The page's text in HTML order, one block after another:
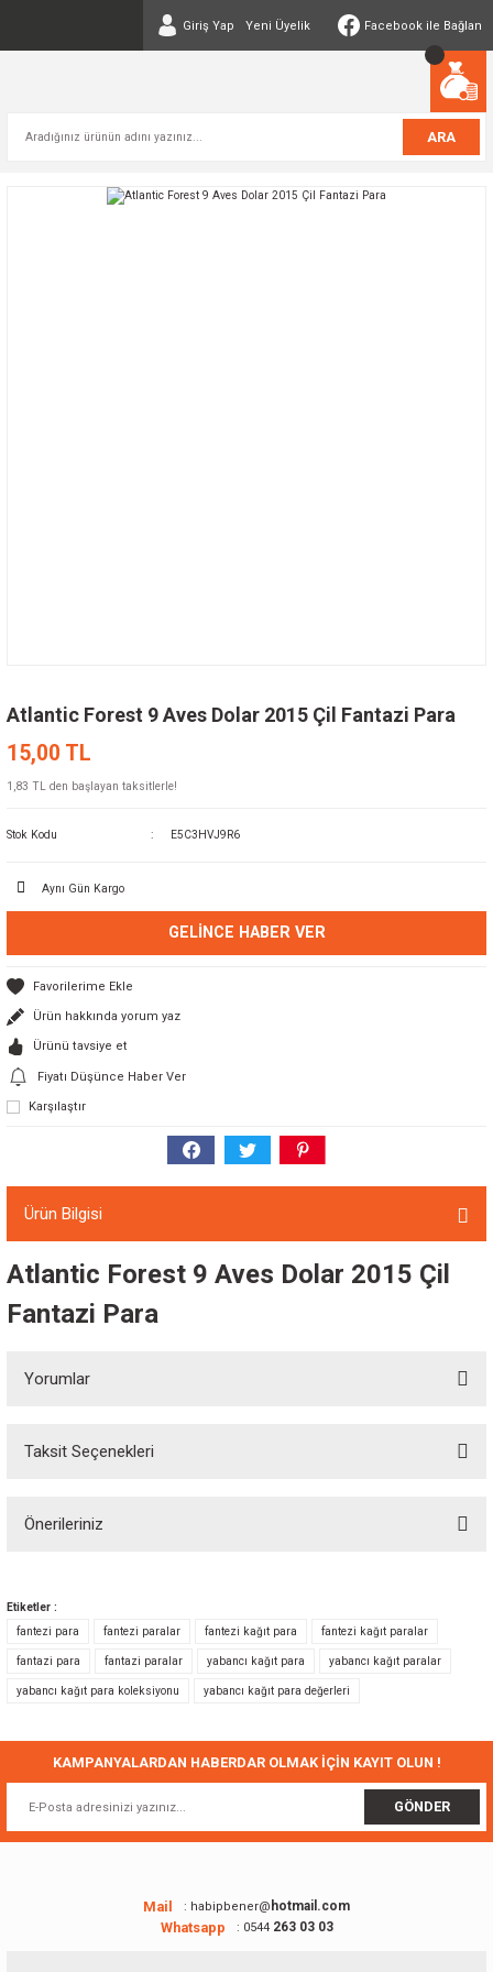
Giriş Yap Yeni Üyelik Facebook ile Bağlan
ARA
Atlantic Forest 9 Aves Dolar 2015 Çil Fantazi Para
15,00 TL
1,83 TL den başlayan taksitlerle!
Stok Kodu E5C3HVJ9R6
Aynı Gün Kargo
GELINCE HABER VER
Ürün hakkında yorum yaz
Ürünü tavsiye et
Fiyatı Düşünce Haber Ver
Karşılaştır
Ürün Bilgisi
Atlantic Forest 9 Aves Dolar 2015 Çil
Fantazi Para
Yorumlar
Taksit Seçenekleri
Önerileriniz
Görüş ve önerileriniz için teşekkür ederiz.
Ürün resmi kalitesiz, bozuk veya görüntülenemiyor.
Ürün bilgilerinde hatalar bulunuyor.
Ürün fiyatı diğer sitelerden daha pahalı.
Bu ürüne benzer farklı alternatifler olmalı.
Etiketler :
fantezi para
fantezi paralar fantezi kağıt para fantezi kağıt paralar
fantazi para fantazi paralar yabancı kağıt para yabancı kağıt paralar
yabancı kağıt para koleksiyonu yabancı kağıt para değerleri
KAMPANYALARDAN HABERDAR OLMAK İÇİN KAYIT OLUN !
GÖNDER
Mail : habipbener@ hotmail.com
Whatsapp : 0544263 03 03